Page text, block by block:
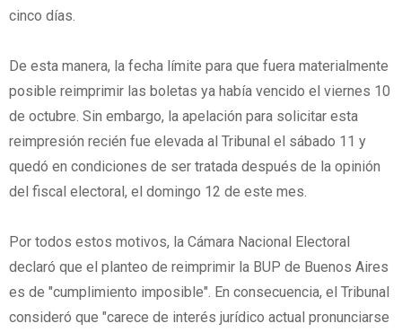
cinco días.
De esta manera, la fecha límite para que fuera materialmente
posible reimprimir las boletas ya había vencido el viernes 10
de octubre. Sin embargo, la apelación para solicitar esta
reimpresión recién fue elevada al Tribunal el sábado 11 y
quedó en condiciones de ser tratada después de la opinión
del fiscal electoral, el domingo 12 de este mes.
Por todos estos motivos, la Cámara Nacional Electoral
declaró que el planteo de reimprimir la BUP de Buenos Aires
es de "cumplimiento imposible". En consecuencia, el Tribunal
consideró que "carece de interés jurídico actual pronunciarse